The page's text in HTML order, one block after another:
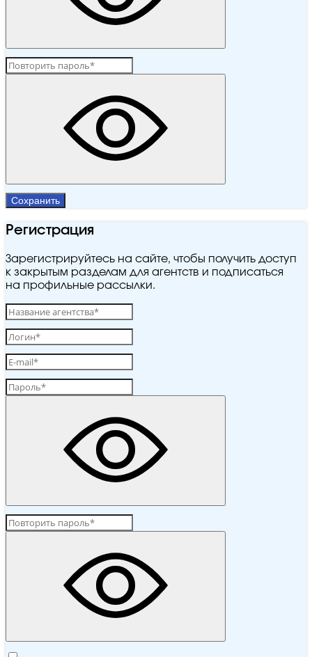
Сохранить
Регистрация
Зарегистрируйтесь на сайте, чтобы получить доступ
к закрытым разделам для агентств и подписаться
на профильные рассылки.